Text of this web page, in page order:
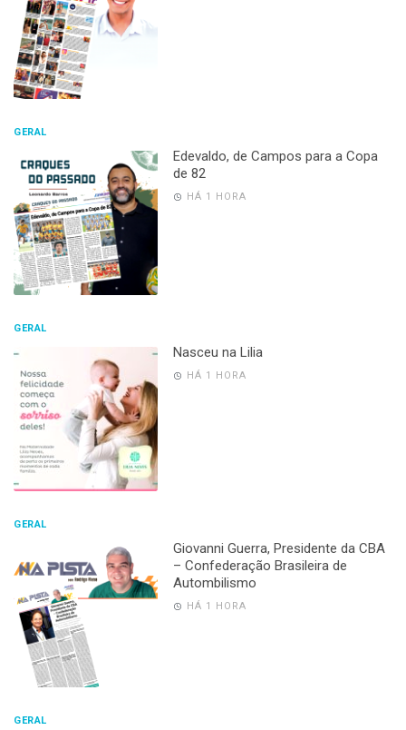
GERAL
Edevaldo, de Campos para a Copa
de 82
HÁ 1 HORA
GERAL
Nasceu na Lilia
HÁ 1 HORA
GERAL
Giovanni Guerra, Presidente da CBA
– Confederação Brasileira de
Autombilismo
HÁ 1 HORA
GERAL